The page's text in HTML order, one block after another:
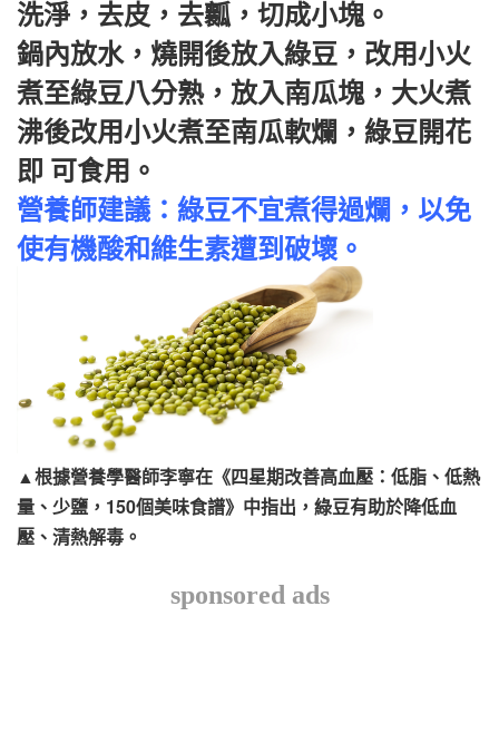
洗淨，去皮，去瓤，切成小塊。
鍋內放水，燒開後放入綠豆，改用小火
煮至綠豆八分熟，放入南瓜塊，大火煮
沸後改用小火煮至南瓜軟爛，綠豆開花
即 可食用。
營養師建議：綠豆不宜煮得過爛，以免
使有機酸和維生素遭到破壞。
▲根據營養學醫師李寧在《四星期改善高血壓：低脂、低熱
量、少鹽，150個美味食譜》中指出，綠豆有助於降低血
壓、清熱解毒。
sponsored ads